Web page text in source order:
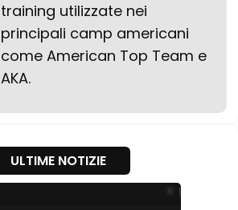
training utilizzate nei
principali camp americani
come American Top Team e
AKA.
ULTIME NOTIZIE